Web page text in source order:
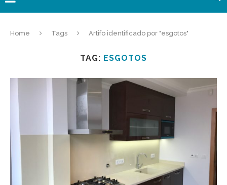
Home Tags Artifo identificado por "esgotos"
TAG: ESGOTOS